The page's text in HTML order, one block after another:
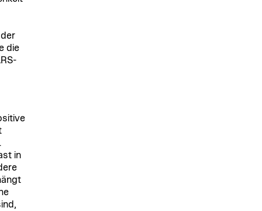
die
in